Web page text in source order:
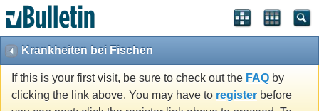
Krankheiten bei Fischen
If this is your first visit, be sure to check out the FAQ by
clicking the link above. You may have to register before